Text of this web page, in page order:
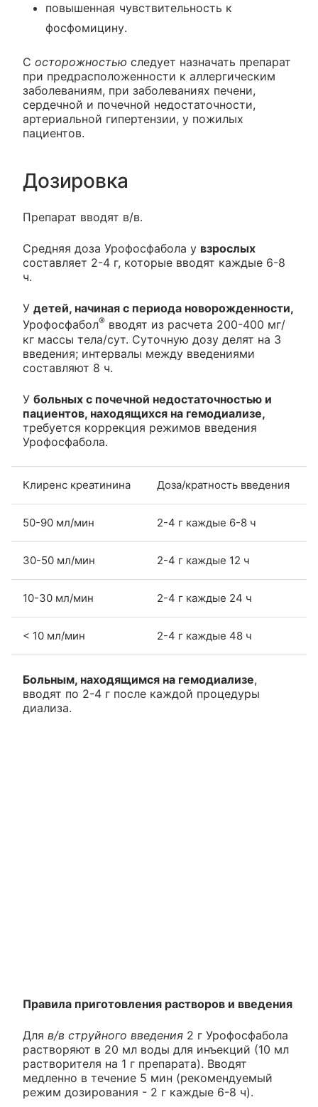
повышенная чувствительность к
фосфомицину.
C осторожностью следует назначать препарат
при предрасположенности к аллергическим
заболеваниям, при заболеваниях печени,
сердечной и почечной недостаточности,
артериальной гипертензии, у пожилых
пациентов.
Дозировка
Препарат вводят в/в.
Средняя доза Урофосфабола у взрослых
составляет 2-4 г, которые вводят каждые 6-8
ч.
У детей, начиная с периода новорожденности,
Урофосфабол® вводят из расчета 200-400 мг/
кг массы тела/сут. Суточную дозу делят на 3
введения; интервалы между введениями
составляют 8 ч.
У больных с почечной недостаточностью и
пациентов, находящихся на гемодиализе,
требуется коррекция режимов введения
Урофосфабола.
Клиренс креатинина Доза/кратность введения
50-90 мл/мин 2-4 г каждые 6-8 ч
30-50 мл/мин 2-4 г каждые 12 ч
10-30 мл/мин 2-4 г каждые 24 ч
< 10 мл/мин 2-4 г каждые 48 ч
Больным, находящимся на гемодиализе,
вводят по 2-4 г после каждой процедуры
диализа.
Правила приготовления растворов и введения
Для в/в струйного введения 2 г Урофосфабола
растворяют в 20 мл воды для инъекций (10 мл
растворителя на 1 г препарата). Вводят
медленно в течение 5 мин (рекомендуемый
режим дозирования - 2 г каждые 6-8 ч).